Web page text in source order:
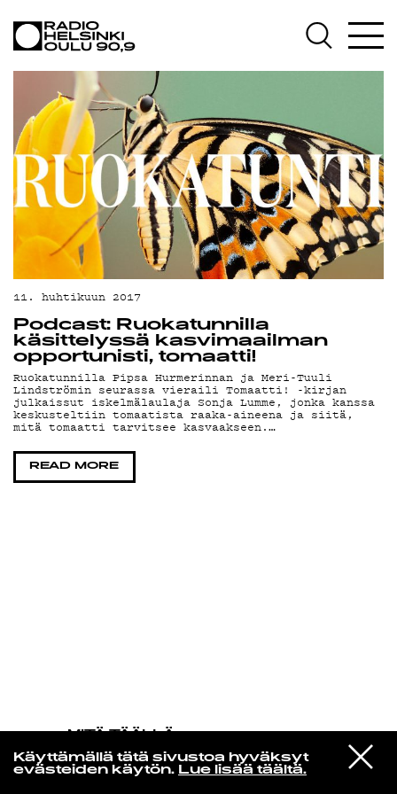
Käyttämällä tätä sivustoa hyväksyt
evästeiden käytön. Lue lisää täältä.
VIESTI
STUDIOON
MITÄ TÄÄLLÄ
Nas
Street Dreams
AJANKOHTAISTA
OHJELMAT
TEKIJÄT
ON-DEMAND
PODCAST
MAINOSTA
YHTEYSTIEDOT
G LIVELAB
YSTÄVÄKLUBI
TIETOSUOJA
KIRJAUDU SISÄÄN
11. huhtikuun 2017
Podcast: Ruokatunnilla
käsittelyssä kasvimaailman
opportunisti, tomaatti!
Ruokatunnilla Pipsa Hurmerinnan ja Meri-Tuuli
Lindströmin seurassa vieraili Tomaatti! -kirjan
julkaissut iskelmälaulaja Sonja Lumme, jonka kanssa
keskusteltiin tomaatista raaka-aineena ja siitä,
mitä tomaatti tarvitsee kasvaakseen.…
READ MORE